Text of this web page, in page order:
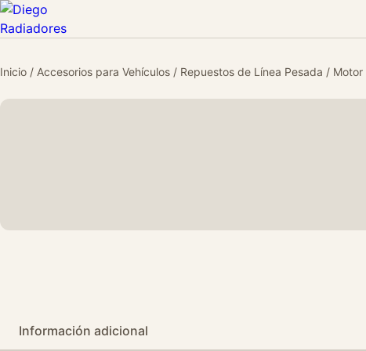
Inicio / Accesorios para Vehículos / Repuestos de Línea Pesada / Motor
Información adicional